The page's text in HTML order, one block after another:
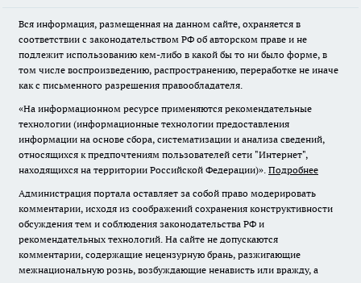
Вся информация, размещенная на данном сайте, охраняется в
соответствии с законодательством РФ об авторском праве и не
подлежит использованию кем-либо в какой бы то ни было форме, в
том числе воспроизведению, распространению, переработке не иначе
как с письменного разрешения правообладателя.
«На информационном ресурсе применяются рекомендательные
технологии (информационные технологии предоставления
информации на основе сбора, систематизации и анализа сведений,
относящихся к предпочтениям пользователей сети "Интернет",
находящихся на территории Российской Федерации)». Подробнее
Администрация портала оставляет за собой право модерировать
комментарии, исходя из соображений сохранения конструктивности
обсуждения тем и соблюдения законодательства РФ и
рекомендательных технологий. На сайте не допускаются
комментарии, содержащие нецензурную брань, разжигающие
межнациональную рознь, возбуждающие ненависть или вражду, а